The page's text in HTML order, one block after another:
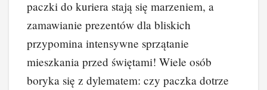
paczki do kuriera stają się marzeniem, a
zamawianie prezentów dla bliskich
przypomina intensywne sprzątanie
mieszkania przed świętami! Wiele osób
boryka się z dylematem: czy paczka dotrze